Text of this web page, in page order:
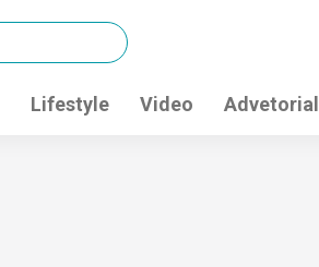
Lifestyle Video Advetorial